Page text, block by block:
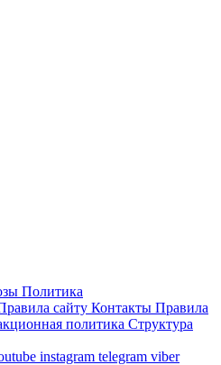
Политика
сайту Контакты Правила
политика Структура
instagram telegram viber